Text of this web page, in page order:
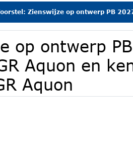
Zienswijze op ontwerp PB 2027 en BW 2027 GR Aquon en kennisname van
op ontwerp PB
Aquon en
Aquon